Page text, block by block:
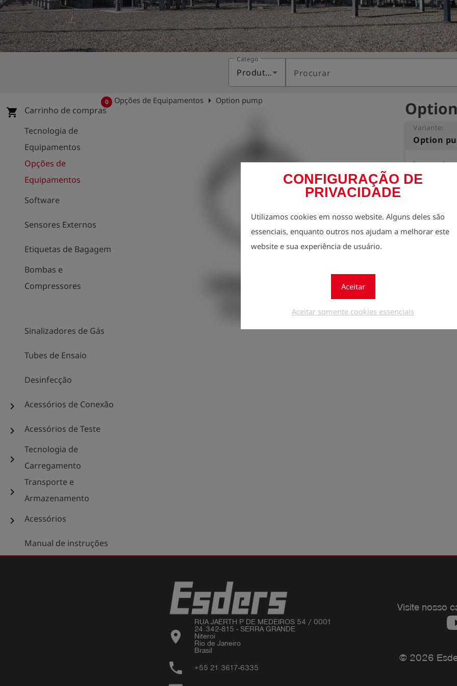
CONFIGURAÇÃO DE
PRIVACIDADE
Utilizamos cookies em nosso website. Alguns deles são
essenciais, enquanto outros nos ajudam a melhorar este
website e sua experiência de usuário.
Aceitar
Aceitar somente cookies essenciais
Categoria
Produtos Procurar
shopping_cart Carrinho de compras
0
Tecnologia de
Equipamentos
Opções de
Equipamentos
Software
Sensores Externos
Etiquetas de Bagagem
Bombas e
Compressores
Sinalizadores de Gás
Tubes de Ensaio
Desinfecção
chevron_right Acessórios de Conexão
chevron_right Acessórios de Teste
chevron_right
Tecnologia de
Carregamento
chevron_right
Transporte e
Armazenamento
chevron_right Acessórios
Manual de instruções
Opções de Equipamentos arrow_right Option pump
Variante:
Option
Integrated
The pump
available
filter screw
housing. The
compared to
Instrument
Weight:
location_on
RUA JAERTH P DE MEDEIROS 54 / 0001
24.342-815 - SERRA GRANDE
Niteroi
Rio de Janeiro
phone +55 21 3617-6335
Visite nosso
© 2026